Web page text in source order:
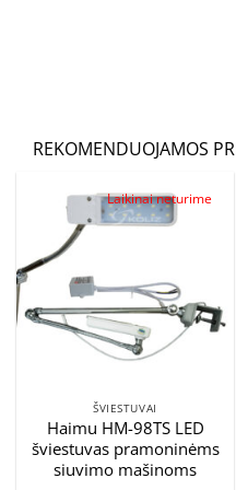
REKOMENDUOJAMOS
Laikinai neturime
ŠVIESTUVAI
Haimu HM-98TS LED
šviestuvas pramoninėms
siuvimo mašinoms